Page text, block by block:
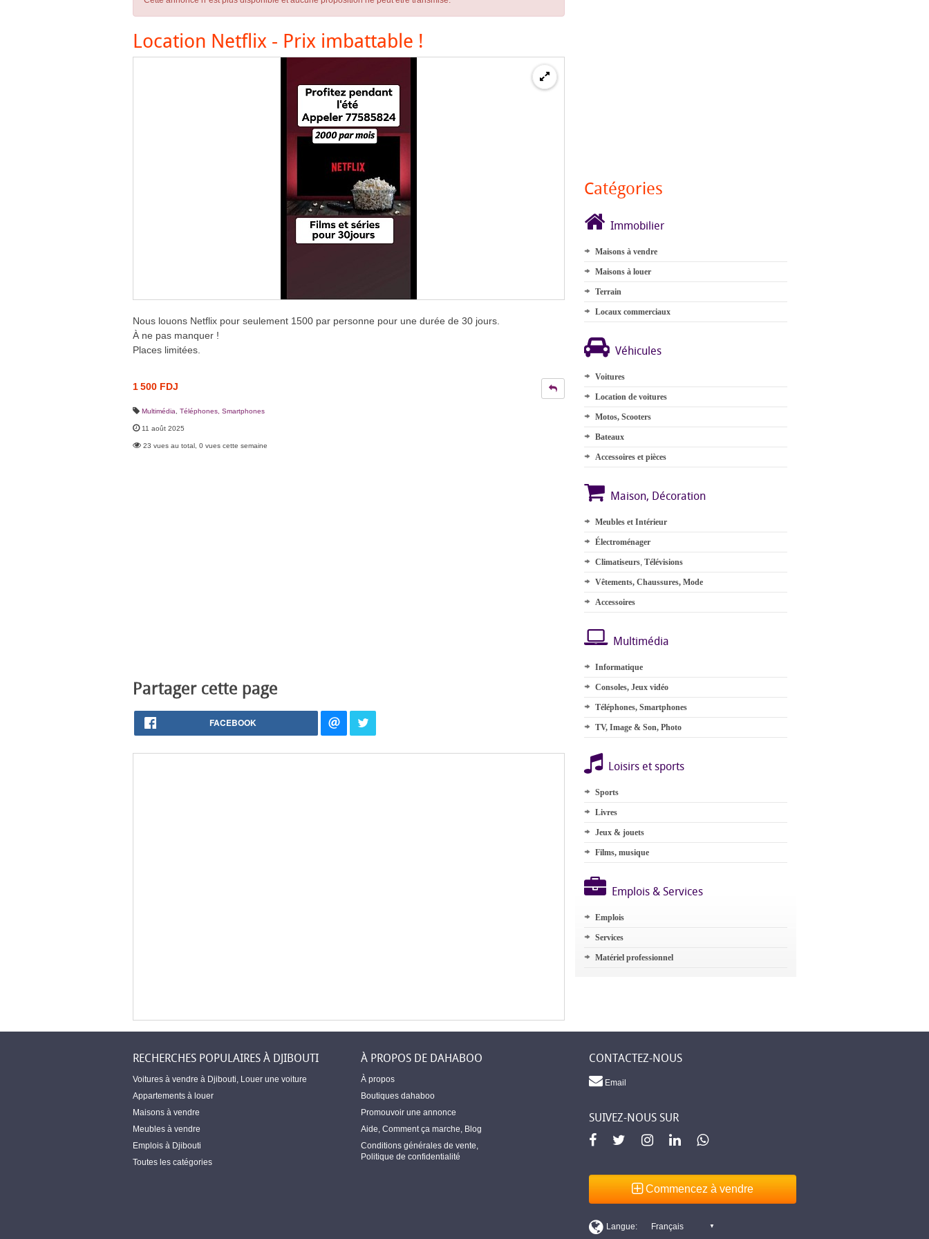
Location Netflix - Prix imbattable !
Nous louons Netflix pour seulement 1500 par personne pour une durée de 30 jours.
À ne pas manquer !
Places limitées.
1 500 FDJ
Multimédia Téléphones, Smartphones
11 août 2025
23 vues au total, 0 vues cette semaine
Partager cette page
FACEBOOK
Catégories
Immobilier
Maisons à vendre
Maisons à louer
Terrain
Locaux commerciaux
Véhicules
Voitures
Location de voitures
Motos, Scooters
Bateaux
Accessoires et pièces
Maison, Décoration
Meubles et Intérieur
Électroménager
Climatiseurs, Télévisions
Vêtements, Chaussures, Mode
Accessoires
Multimédia
Informatique
Consoles, Jeux vidéo
Téléphones, Smartphones
TV, Image & Son, Photo
Loisirs et sports
Sports
Livres
Jeux & jouets
Films, musique
Emplois & Services
Emplois
Services
Matériel professionnel
RECHERCHES POPULAIRES À DJIBOUTI
Voitures à vendre à Djibouti Louer une voiture
Appartements à louer
Maisons à vendre
Meubles à vendre
Emplois à Djibouti
Toutes les catégories
À PROPOS DE DAHABOO
À propos
Boutiques dahaboo
Promouvoir une annonce
Aide Comment ça marche Blog
Conditions générales de vente
Politique de confidentialité
CONTACTEZ-NOUS
Email
SUIVEZ-NOUS SUR
Commencez à vendre